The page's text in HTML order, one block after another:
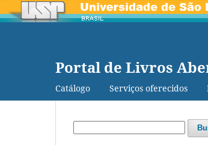
Portal de Livros
Catálogo Serviços oferecidos